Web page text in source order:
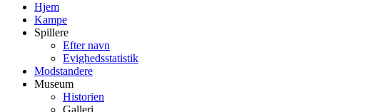
Hjem
Kampe
Spillere
Efter navn
Evighedsstatistik
Modstandere
Museum
Historien
Galleri